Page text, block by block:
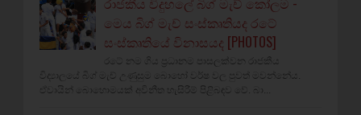
මෙය බිග් මැච් සංස්කෘතියද රටේ
සංස්කෘතියේ විනාසයද [PHOTOS]
රටේ නම ගිය ප්‍රධානම පාසලක්වන රාජකීය
විද්‍යාලයේ බිග් මැච් උණුසුම බොහෝ වර්ෂ වල පුවත් මවන්නේය.
ඒවායින් බොහොමයක් අවිනීත හැසිරීම් පිළිබඳව වේ. බා...